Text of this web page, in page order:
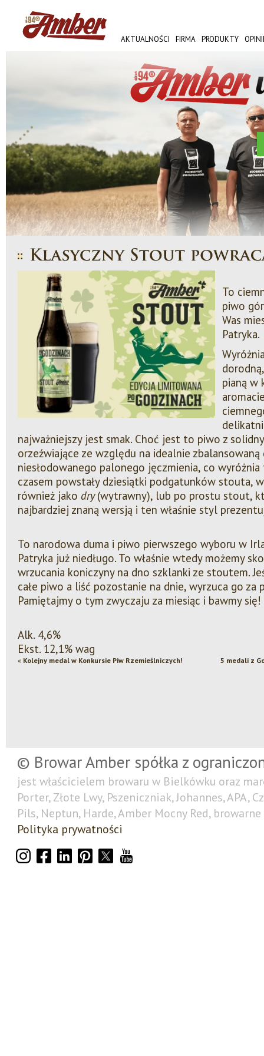
AKTUALNOŚCI FIRMA PRODUKTY
AMBER FEST
To
piwo
Was
Patryka.
pianą w
najważniejszy jest smak. Choć jest to piwo z
orzeźwiające ze względu na idealnie zbalansowaną
niesłodowanego palonego jęczmienia, co
czasem powstały dziesiątki podgatunków stouta,
również jako dry(wytrawny), lub po prostu stout,
najbardziej znaną wersją i ten właśnie styl
To narodowa duma i piwo pierwszego wyboru w
Patryka już niedługo. To właśnie wtedy możemy
wrzucania koniczyny na dno szklanki ze stoutem.
całe piwo a liść pozostanie na dnie, wyrzuca go za
Pamiętajmy o tym zwyczaju za miesiąc i bawmy się!
Alk. 4,6%
Ekst. 12,1% wag
5 medali z
« Kolejny medal w Konkursie Piw Rzemieślniczych!
© Browar Amber spółka z
jest właścicielem browaru w Bielkówku oraz
Porter, Złote Lwy, Pszeniczniak, Johannes, APA,
Pils, Neptun, Harde, Amber Mocny Red,
Polityka prywatności